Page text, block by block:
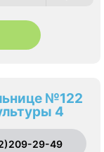
№122
4
29-49